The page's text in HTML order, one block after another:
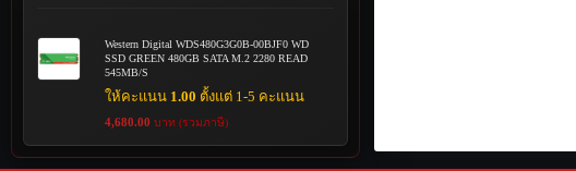
Western Digital WDS480G3G0B-00BJF0 WD
SSD GREEN 480GB SATA M.2 2280 READ
545MB/S
ให้คะแนน 1.00 ตั้งแต่ 1-5 คะแนน
4,680.00 บาท (รวมภาษี)